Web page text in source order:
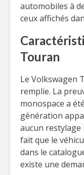
automobiles à
ceux affichés
Touran
Le Volkswagen
remplie. La
monospace a
génération
aucun restylage
fait que le
dans le
existe une